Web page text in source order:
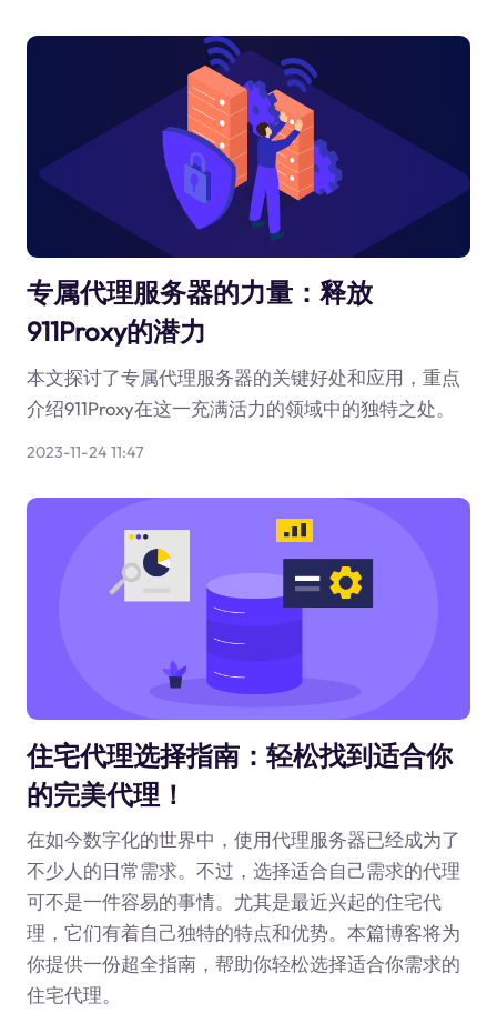
专属代理服务器的力量：释放
911Proxy的潜力
本文探讨了专属代理服务器的关键好处和应用，重点
介绍911Proxy在这一充满活力的领域中的独特之处。
2023-11-24 11:47
住宅代理选择指南：轻松找到适合你
的完美代理！
在如今数字化的世界中，使用代理服务器已经成为了
不少人的日常需求。不过，选择适合自己需求的代理
可不是一件容易的事情。尤其是最近兴起的住宅代
理，它们有着自己独特的特点和优势。本篇博客将为
你提供一份超全指南，帮助你轻松选择适合你需求的
住宅代理。